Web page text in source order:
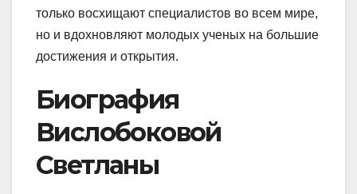
только восхищают специалистов во всем мире,
но и вдохновляют молодых ученых на большие
достижения и открытия.
Биография
Вислобоковой
Светланы